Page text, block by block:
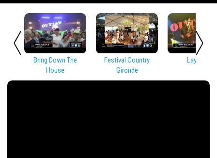
Bring Down The
House
Festival Country
Gironde
Lay Low